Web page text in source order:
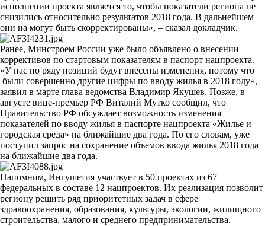
исполнении проекта является то, чтобы показатели региона не
снизились относительно результатов 2018 года. В дальнейшем
они на могут быть скорректированы», – сказал докладчик.
Ранее, Минстроем России уже было объявлено о внесении
коррективов по стартовым показателям в паспорт нацпроекта.
«У нас по ряду позиций будут внесены изменения, потому что
были совершенно другие цифры по вводу жилья в 2018 году», –
заявил в марте глава ведомства Владимир Якушев. Позже, в
августе вице-премьер РФ Виталий Мутко сообщил, что
Правительство РФ обсуждает возможность изменения
показателей по вводу жилья в паспорте нацпроекта «Жилье и
городская среда» на ближайшие два года. По его словам, уже
поступил запрос на сохранение объемов ввода жилья 2018 года
на ближайшие два года.
Напомним, Ингушетия участвует в 50 проектах из 67
федеральных в составе 12 нацпроектов. Их реализация позволит
региону решить ряд приоритетных задач в сфере
здравоохранения, образования, культуры, экологии, жилищного
строительства, малого и среднего предпринимательства.